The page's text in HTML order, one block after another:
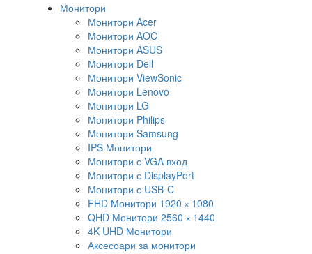
Монитори
Монитори Acer
Монитори AOC
Монитори ASUS
Монитори Dell
Монитори ViewSonic
Монитори Lenovo
Монитори LG
Монитори Philips
Монитори Samsung
IPS Монитори
Монитори с VGA вход
Монитори с DisplayPort
Монитори с USB-C
FHD Монитори 1920 × 1080
QHD Монитори 2560 × 1440
4K UHD Монитори
Аксесоари за монитори